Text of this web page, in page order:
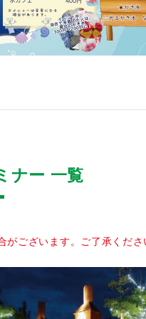
ナー 一覧
ございます。ご了承くださ